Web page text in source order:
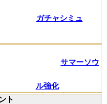
ガチャシミュ
サマーソウ
ル強化
ト